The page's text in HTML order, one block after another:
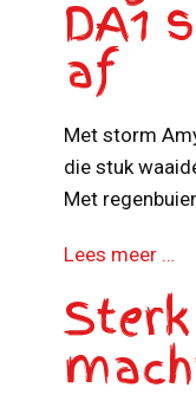
DA1
af
Met storm
die stuk
Met
Lees meer …